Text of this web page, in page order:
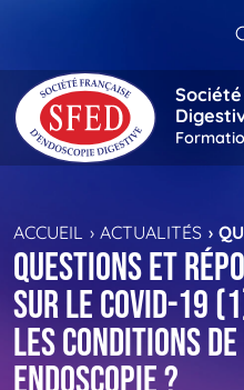
ACCUEIL ACTUALITÉS
Questions et
sur le COVID-19
les conditions